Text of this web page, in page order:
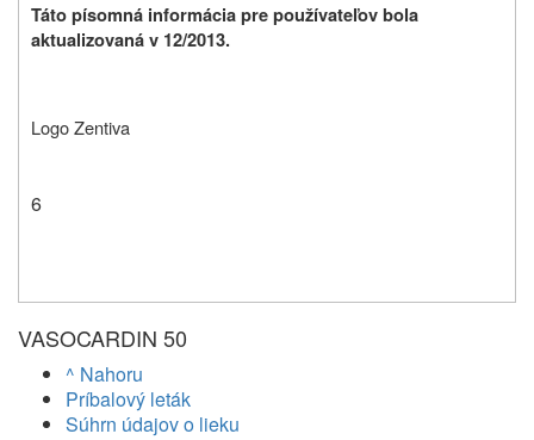
Táto písomná informácia pre používateľov bola
aktualizovaná v 12/2013.
Logo Zentiva
6
VASOCARDIN 50
^ Nahoru
Príbalový leták
Súhrn údajov o lieku